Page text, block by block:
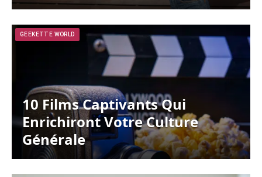
GEEKETTE WORLD
10 Films Captivants Qui
Enrichiront Votre Culture
Générale